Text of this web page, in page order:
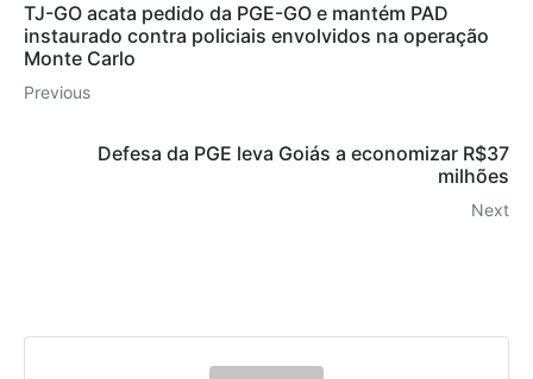
TJ-GO acata pedido da PGE-GO e mantém PAD
instaurado contra policiais envolvidos na operação
Monte Carlo
Previous
Defesa da PGE leva Goiás a economizar R$37
milhões
Next